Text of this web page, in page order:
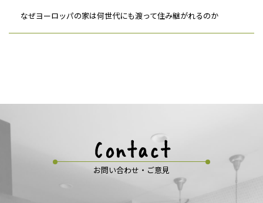
なぜヨーロッパの家は何世代にも渡って住み継がれるのか
Contact
お問い合わせ・ご意見